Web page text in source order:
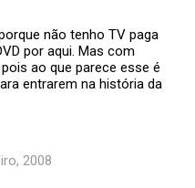
não tenho TV paga
por aqui. Mas com
ao que parece esse é
entrarem na história da
2008